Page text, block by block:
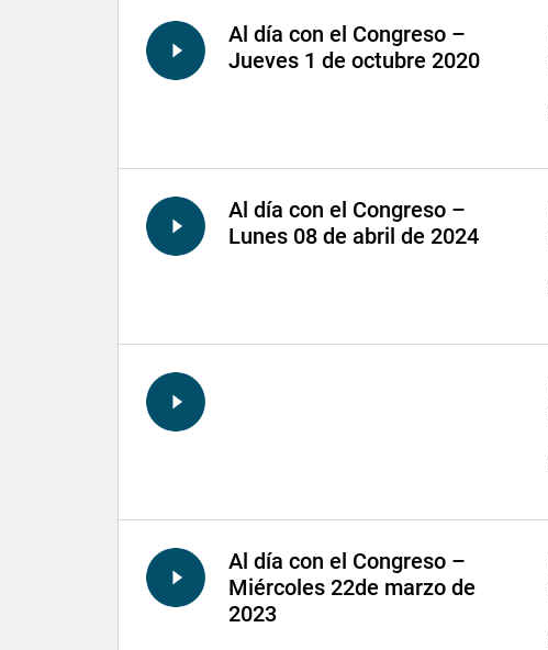
Al día con el Congreso –
Jueves 1 de octubre 2020
Al día con el Congreso –
Lunes 08 de abril de 2024
Al día con el Congreso –
Miércoles 22de marzo de
2023